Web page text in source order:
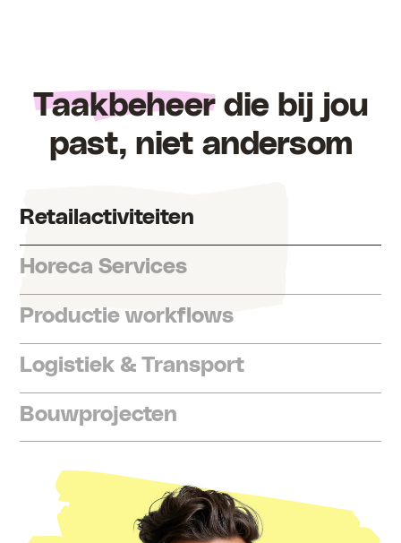
Taakbeheerdie bij jou
past, niet andersom
Retailactiviteiten
Horeca Services
Productie workflows
Logistiek & Transport
Bouwprojecten